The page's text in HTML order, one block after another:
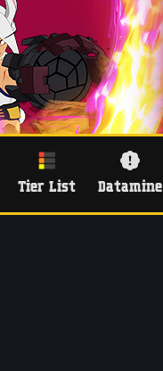
Tier List Datamine